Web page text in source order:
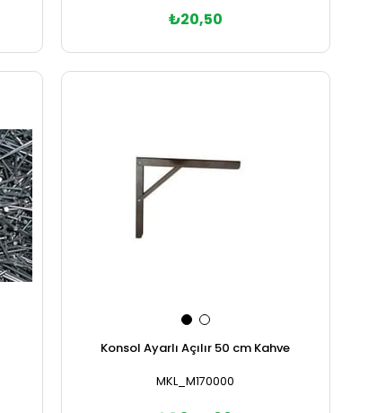
₺20,50
Sepete Ekle
Konsol Ayarlı Açılır 50 cm Kahve
MKL_M170000